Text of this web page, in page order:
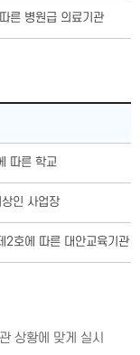
른 병원급 의료기관
따른 학교
인 사업장
2호에 따른 대안교육기관
상황에 맞게 실시